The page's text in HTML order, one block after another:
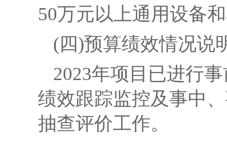
50万元以上通用设备
(四)预算绩效情况说
2023年项目已进行
绩效跟踪监控及事中
抽查评价工作。